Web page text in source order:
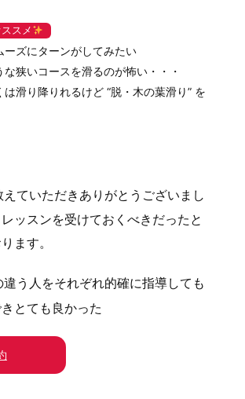
スメ
ーズにターンがしてみたい
な狭いコースを滑るのが怖い・・・
は滑り降りれるけど “脱・木の葉滑り” を
えていただきありがとうございまし
ッスンを受けておくべきだったと
ます。
違う人をそれぞれ的確に指導しても
とても良かった